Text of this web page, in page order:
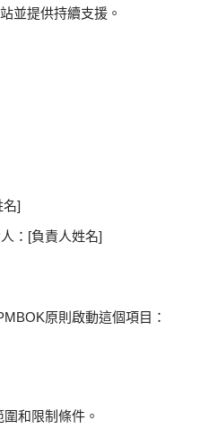
並提供持續支援。
名]
：[負責人姓名]
原則啟動這個項目：
和限制條件。